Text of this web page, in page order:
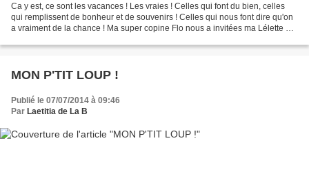
Ca y est, ce sont les vacances ! Les vraies ! Celles qui font du bien, celles
qui remplissent de bonheur et de souvenirs ! Celles qui nous font dire qu'on
a vraiment de la chance ! Ma super copine Flo nous a invitées ma Lélette et
MON P'TIT LOUP !
Publié le 07/07/2014 à 09:46
Par Laetitia de La B